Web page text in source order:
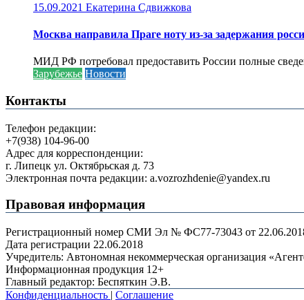
15.09.2021 Екатерина Сдвижкова
Москва направила Праге ноту из-за задержания
МИД РФ потребовал предоставить России полные
Зарубежье Новости
Контакты
Телефон редакции:
+7(938) 104-96-00
Адрес для корреспонденции:
г. Липецк ул. Октябрьская д. 73
Электронная почта редакции: a.vozrozhdenie@yandex.ru
Правовая информация
Регистрационный номер СМИ Эл № ФС77-73043 от 22.06.2018
Дата регистрации 22.06.2018
Учредитель: Автономная некоммерческая организация
Информационная продукция 12+
Главный редактор: Беспяткин Э.В.
Конфиденциальность | Соглашение